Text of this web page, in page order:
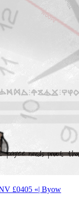
£0405 «| Byow